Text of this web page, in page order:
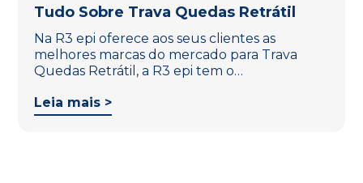
Tudo Sobre Trava Quedas Retrátil
Na R3 epi oferece aos seus clientes as
melhores marcas do mercado para Trava
Quedas Retrátil, a R3 epi tem o…
Leia mais >